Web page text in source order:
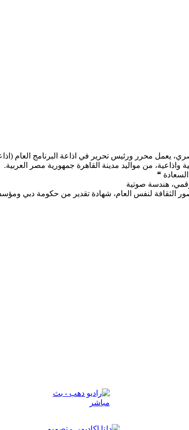
محرر ورئيس تحرير في اذاعة البرنامج العام
واذاعية، من مواليد مدينة القاهرة جمهورية مصر العربية.
❝
هندسة صوتية